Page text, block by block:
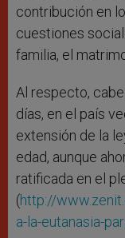
contribución en
cuestiones
familia, el
Al respecto,
días, en el país
extensión de la
edad, aunque
ratificada en el
(http://
a-la-eutanasia-